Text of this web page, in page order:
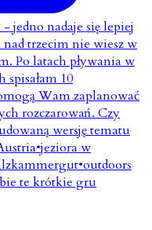
te krótkie gru